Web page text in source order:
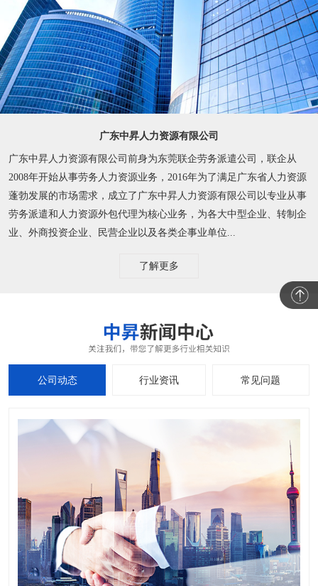
广东中昇人力资源有限公司
广东中昇人力资源有限公司前身为东莞联企劳务派遣公司，联企从
2008年开始从事劳务人力资源业务，2016年为了满足广东省人力资源
蓬勃发展的市场需求，成立了广东中昇人力资源有限公司以专业从事
劳务派遣和人力资源外包代理为核心业务，为各大中型企业、转制企
业、外商投资企业、民营企业以及各类企事业单位...
了解更多
公司动态 行业资讯 常见问题